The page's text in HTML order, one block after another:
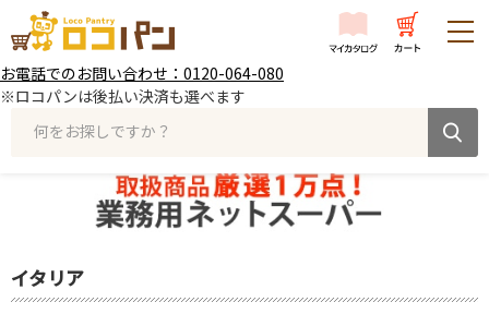
お電話でのお問い合わせ：0120-064-080
※ロコパンは後払い決済も選べます
何をお探しですか？
イタリア